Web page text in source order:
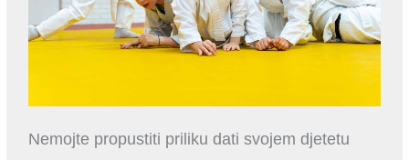
Nemojte propustiti priliku dati svojem djetetu